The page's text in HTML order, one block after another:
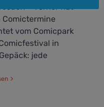
– vorher hat
Comictermine
vom Comicpark
in
jede